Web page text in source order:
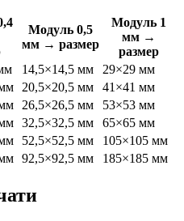
Модуль 0,5
мм → размер
Модуль 1
мм →
размер
14,5×14,5 мм
29×29 мм
20,5×20,5 мм
41×41 мм
26,5×26,5 мм
53×53 мм
32,5×32,5 мм
65×65 мм
52,5×52,5 мм
105×105 мм
92,5×92,5 мм 185×185 мм